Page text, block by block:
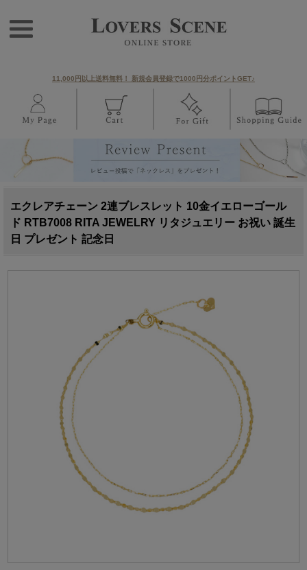
11,000円以上送料無料！ 新規会員登録で1000円分ポイントGET♪
エクレアチェーン 2連ブレスレット 10金イエローゴール
ド RTB7008 RITA JEWELRY リタジュエリー お祝い 誕生
日 プレゼント 記念日